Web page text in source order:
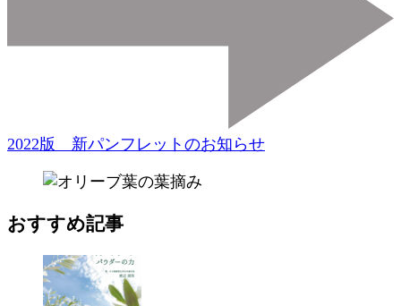
2022版 新パンフレットのお知らせ
おすすめ記事